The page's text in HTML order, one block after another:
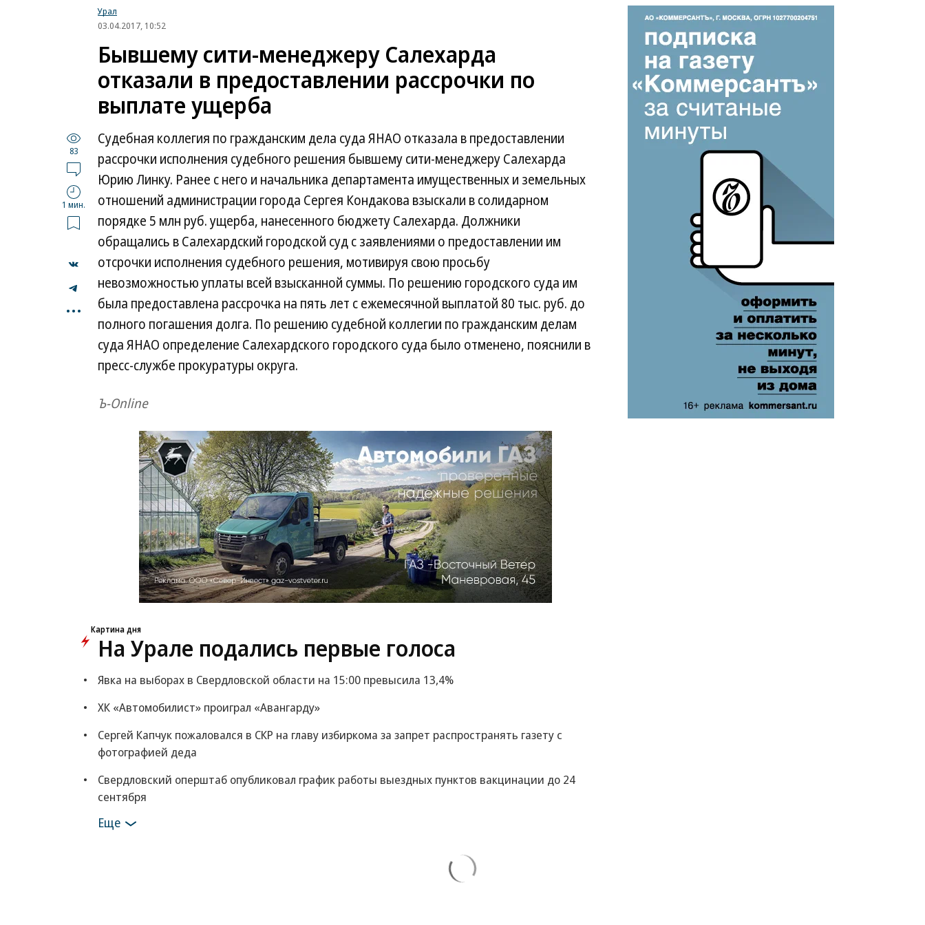
Урал
03.04.2017, 10:52
Бывшему сити-менеджеру Салехарда
отказали в предоставлении рассрочки по
выплате ущерба
83
1 мин.
...
Судебная коллегия по гражданским дела суда ЯНАО отказала в предоставлении
рассрочки исполнения судебного решения бывшему сити-менеджеру Салехарда
Юрию Линку. Ранее с него и начальника департамента имущественных и земельных
отношений администрации города Сергея Кондакова взыскали в солидарном
порядке 5 млн руб. ущерба, нанесенного бюджету Салехарда. Должники
обращались в Салехардский городской суд с заявлениями о предоставлении им
отсрочки исполнения судебного решения, мотивируя свою просьбу
невозможностью уплаты всей взысканной суммы. По решению городского суда им
была предоставлена рассрочка на пять лет с ежемесячной выплатой 80 тыс. руб. до
полного погашения долга. По решению судебной коллегии по гражданским делам
суда ЯНАО определение Салехардского городского суда было отменено, пояснили в
пресс-службе прокуратуры округа.
Ъ-Online
Картина дня
На Урале подались первые голоса
Явка на выборах в Свердловской области на 15:00 превысила 13,4%
ХК «Автомобилист» проиграл «Авангарду»
Сергей Капчук пожаловался в СКР на главу избиркома за запрет распространять газету с
фотографией деда
Свердловский оперштаб опубликовал график работы выездных пунктов вакцинации до 24
сентября
Еще